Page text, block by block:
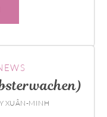
XUÂN-MINH